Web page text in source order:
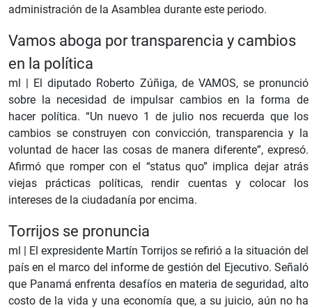
administración de la Asamblea durante este periodo.
Vamos aboga por transparencia y cambios
en la política
ml | El diputado Roberto Zúñiga, de VAMOS, se pronunció
sobre la necesidad de impulsar cambios en la forma de
hacer política. “Un nuevo 1 de julio nos recuerda que los
cambios se construyen con convicción, transparencia y la
voluntad de hacer las cosas de manera diferente”, expresó.
Afirmó que romper con el “status quo” implica dejar atrás
viejas prácticas políticas, rendir cuentas y colocar los
intereses de la ciudadanía por encima.
Torrijos se pronuncia
ml | El expresidente Martín Torrijos se refirió a la situación del
país en el marco del informe de gestión del Ejecutivo. Señaló
que Panamá enfrenta desafíos en materia de seguridad, alto
costo de la vida y una economía que, a su juicio, aún no ha